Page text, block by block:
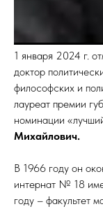
1 января 2024 г.
доктор
философских и
лауреат премии
номинации
Михайлович.
В 1966 году он
интернат № 18
году – факультет